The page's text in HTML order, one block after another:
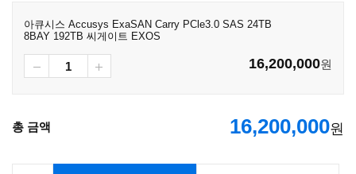
아큐시스 Accusys ExaSAN Carry PCle3.0 SAS 24TB
8BAY 192TB 씨게이트 EXOS
16,200,000원
총 금액 16,200,000원